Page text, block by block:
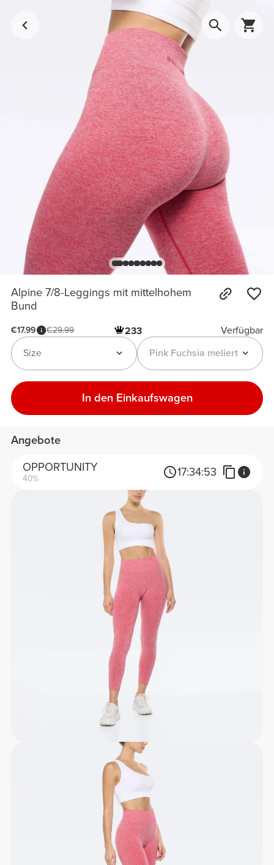
Alpine 7/8-Leggings mit mittelhohem
Bund
€17.99 €29.99 233
Verfügbar
Pink Fuchsia meliert
Size
In den Einkaufswagen
Angebote
OPPORTUNITY
40% 17:34:53